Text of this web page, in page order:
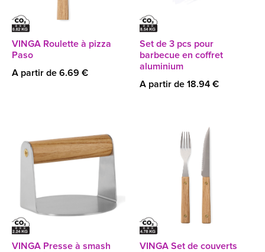
VINGA Roulette à pizza
Paso
A partir de 6.69 €
Set de 3 pcs pour
barbecue en coffret
aluminium
A partir de 18.94 €
VINGA Presse à smash
VINGA Set de couverts